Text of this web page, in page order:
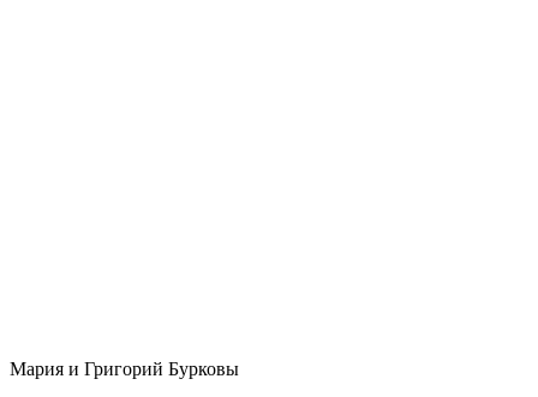
Мария и Григорий Бурковы